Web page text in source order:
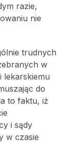
razie,
nie
trudnych
w
lekarskiemu
do
to faktu, iż
i sądy
w czasie